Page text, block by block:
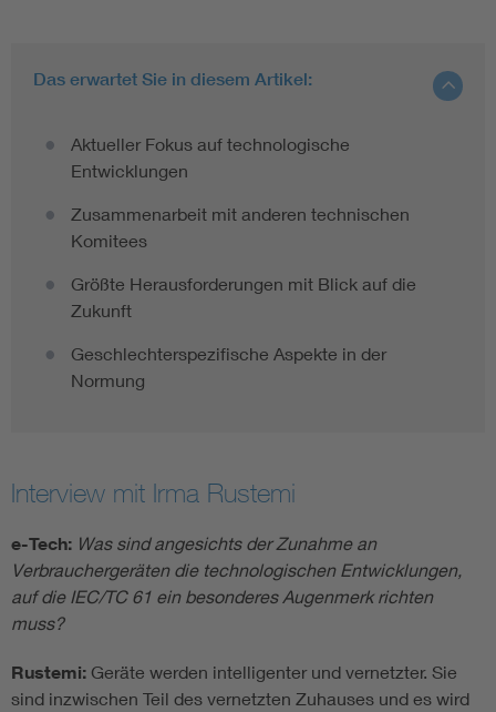
DIN VDE 0100 für sichere Elektroinstallationen
Elektrofachkraft (EFK)
Das erwartet Sie in diesem Artikel:
Aktueller Fokus auf technologische
Entwicklungen
Zusammenarbeit mit anderen technischen
Komitees
Größte Herausforderungen mit Blick auf die
Zukunft
Geschlechterspezifische Aspekte in der
Normung
Interview mit Irma Rustemi
e-Tech: Was sind angesichts der Zunahme an
Verbrauchergeräten die technologischen Entwicklungen,
auf die IEC/TC 61 ein besonderes Augenmerk richten
muss?
Rustemi: Geräte werden intelligenter und vernetzter. Sie
sind inzwischen Teil des vernetzten Zuhauses und es wird